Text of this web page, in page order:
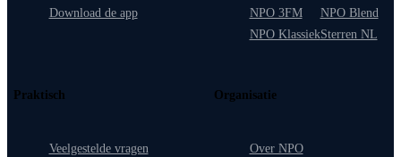
Download de app
NPO 3FM
NPO Klassiek
NPO Blend
Sterren NL
Praktisch
Veelgestelde vragen
Organisatie
Over NPO